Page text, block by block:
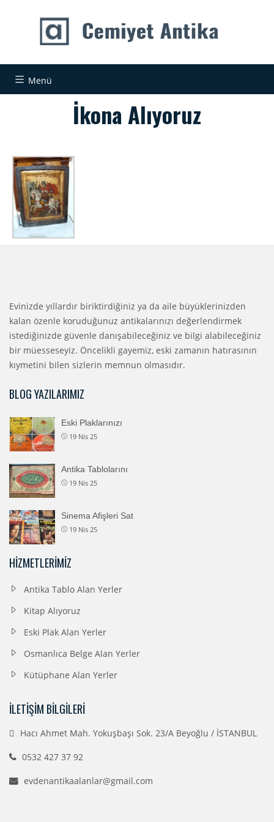
Menü
İkona Alıyoruz
Evinizde yıllardır biriktirdiğiniz ya da aile büyüklerinizden
kalan özenle koruduğunuz antikalarınızı değerlendirmek
istediğinizde güvenle danışabileceğiniz ve bilgi alabileceğiniz
bir müesseseyiz. Öncelikli gayemiz, eski zamanın hatırasının
kıymetini bilen sizlerin memnun olmasıdır.
BLOG YAZILARIMIZ
Eski Plaklarınızı
19 Nis 25
Antika Tablolarını
19 Nis 25
Sinema Afişleri Sat
19 Nis 25
HIZMETLERIMIZ
Antika Tablo Alan Yerler
Kitap Alıyoruz
Eski Plak Alan Yerler
Osmanlıca Belge Alan Yerler
Kütüphane Alan Yerler
İLETIŞIM BILGILERI
Hacı Ahmet Mah. Yokuşbaşı Sok. 23/A Beyoğlu / İSTANBUL
0532 427 37 92
evdenantikaalanlar@gmail.com